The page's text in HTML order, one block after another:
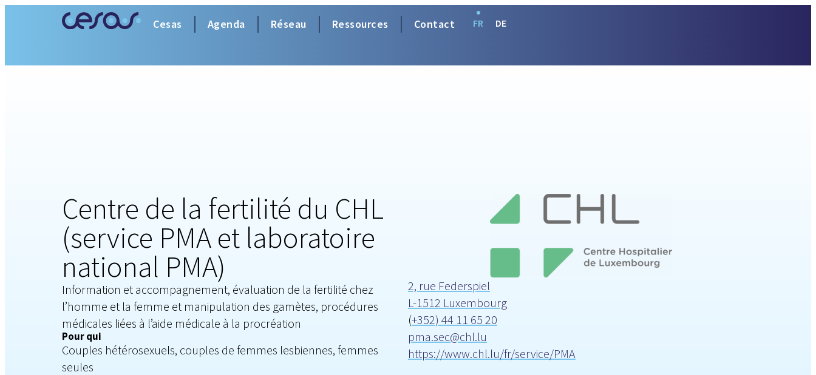
Cesas Agenda Réseau Ressources Contact FR DE
Centre de la fertilité du CHL
(service PMA et laboratoire
national PMA)
Information et accompagnement, évaluation de la fertilité chez
l’homme et la femme et manipulation des gamètes, procédures
médicales liées à l’aide médicale à la procréation
Pour qui
Couples hétérosexuels, couples de femmes lesbiennes, femmes
seules
2, rue Federspiel
L-1512 Luxembourg
(+352) 44 11 65 20
pma.sec@chl.lu
https://www.chl.lu/fr/service/PMA